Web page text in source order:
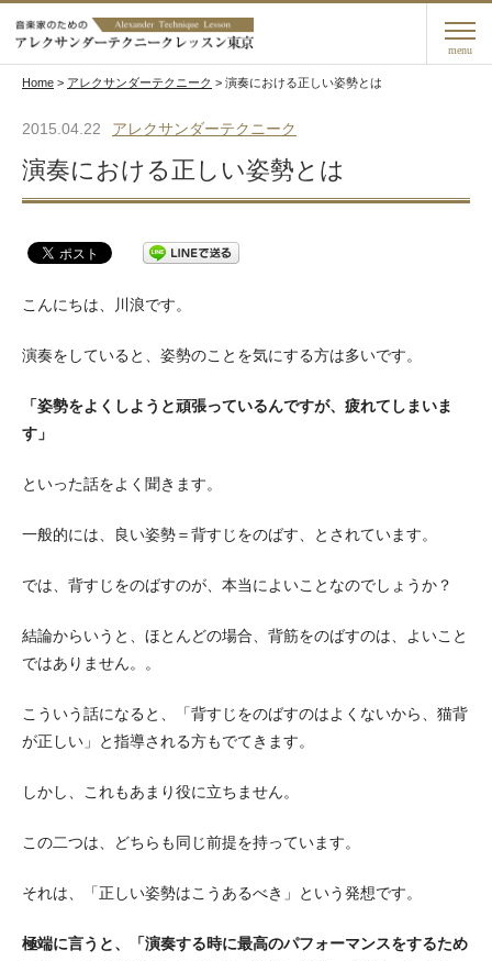
menu
Home > アレクサンダーテクニーク > 演奏における正しい姿勢とは
2015.04.22 アレクサンダーテクニーク
演奏における正しい姿勢とは
こんにちは、川浪です。
演奏をしていると、姿勢のことを気にする方は多いです。
「姿勢をよくしようと頑張っているんですが、疲れてしまいま
す」
といった話をよく聞きます。
一般的には、良い姿勢＝背すじをのばす、とされています。
では、背すじをのばすのが、本当によいことなのでしょうか？
結論からいうと、ほとんどの場合、背筋をのばすのは、よいこと
ではありません。。
こういう話になると、「背すじをのばすのはよくないから、猫背
が正しい」と指導される方もでてきます。
しかし、これもあまり役に立ちません。
この二つは、どちらも同じ前提を持っています。
それは、「正しい姿勢はこうあるべき」という発想です。
極端に言うと、「演奏する時に最高のパフォーマンスをするため